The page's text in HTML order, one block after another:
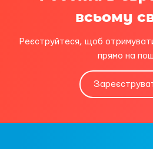
всьому
Реєструйтеся, щоб
прямо на